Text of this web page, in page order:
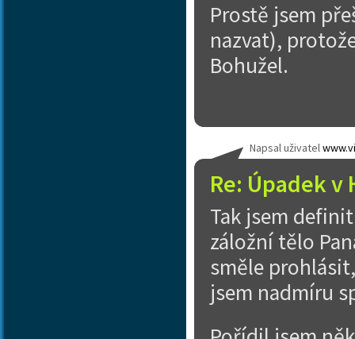
Prostě jsem
nazvat),
Bohužel.
Re: Úpadek
Napsal uživatel
Tak jsem
záložní tělo
směle
jsem nadmíru